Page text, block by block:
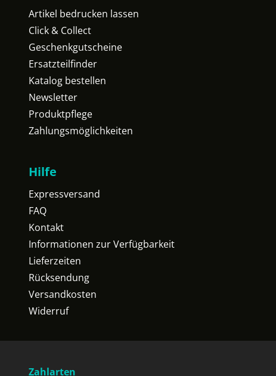
Artikel bedrucken lassen
Click & Collect
Geschenkgutscheine
Ersatzteilfinder
Katalog bestellen
Newsletter
Produktpflege
Zahlungsmöglichkeiten
Hilfe
Expressversand
FAQ
Kontakt
Informationen zur Verfügbarkeit
Lieferzeiten
Rücksendung
Versandkosten
Widerruf
Zahlarten